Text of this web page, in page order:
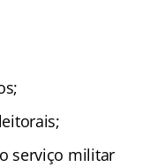
serviço militar